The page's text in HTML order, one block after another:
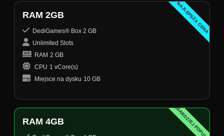
NAJLEPSZA CENA
RAM 2GB
DediGames® Box 2 GB
Unlimited Slots
RAM 2 GB
CPU 1 vCore(s)
Miejsce na dysku 10 GB
NAJBARDZIEJ POPULARNY
RAM 4GB